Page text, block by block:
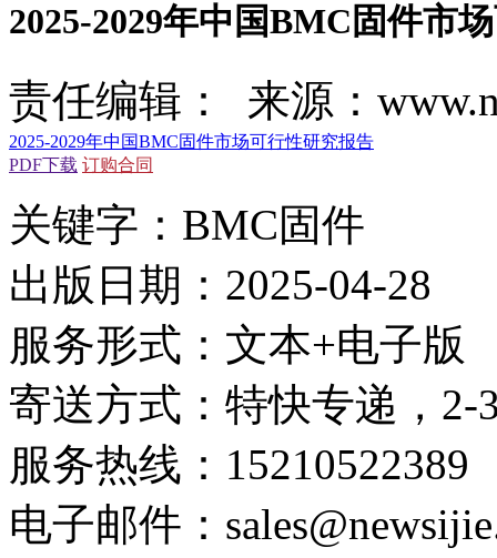
2025-2029年中国BMC固件市
责任编辑： 来源：
2025-2029年中国BMC固件市场可行性研究报告
PDF下载 订购合同
关键字：BMC固件
出版日期：2025-04-28
服务形式：文本+电子版
寄送方式：特快专递，2-
服务热线：15210522389
电子邮件：